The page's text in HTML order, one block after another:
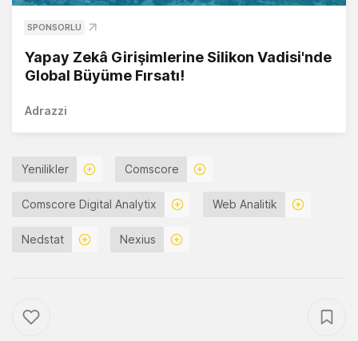
SPONSORLU
Yapay Zekâ Girişimlerine Silikon Vadisi'nde
Global Büyüme Fırsatı!
Adrazzi
Yenilikler Comscore
Comscore Digital Analytix Web Analitik
Nedstat Nexius